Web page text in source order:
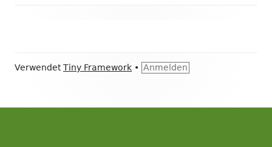
Seitenleiste
Footer
VerwendetTiny Framework • Anmelden